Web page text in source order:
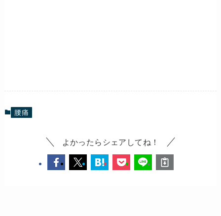
腰痛
よかったらシェアしてね！